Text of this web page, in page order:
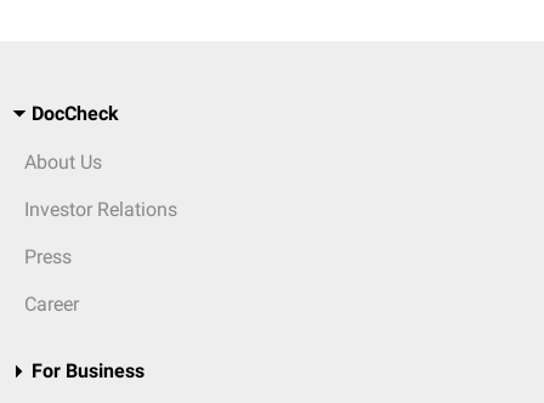
DocCheck
About Us
Investor Relations
Press
Career
For Business